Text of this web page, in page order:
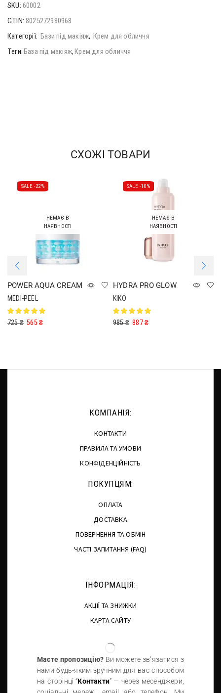
SKU: 60002
GTIN: 8025272980968
Категорії: Бази під макіяж, Крем для обличчя
Теги:База під макіяж,Крем для обличчя
СХОЖІ ТОВАРИ
SALE -22%
НЕМАЄ В
НАЯВНОСТІ
POWER AQUA CREAM
MEDI-PEEL
725₴ 565₴
SALE -10%
НЕМАЄ В
НАЯВНОСТІ
HYDRA PRO GLOW
KIKO
985₴ 887₴
КОМПАНІЯ:
КОНТАКТИ
ПРАВИЛА ТА УМОВИ
КОНФІДЕНЦІЙНІСТЬ
ПОКУПЦЯМ:
ОПЛАТА
ДОСТАВКА
ПОВЕРНЕННЯ ТА ОБМІН
ЧАСТІ ЗАПИТАННЯ (FAQ)
ІНФОРМАЦІЯ:
АКЦІЇ ТА ЗНИЖКИ
КАРТА САЙТУ
Маєте пропозицію? Ви можете зв’язатися з
нами будь-яким зручним для вас способом
на сторінці “Контакти” — через месенджери,